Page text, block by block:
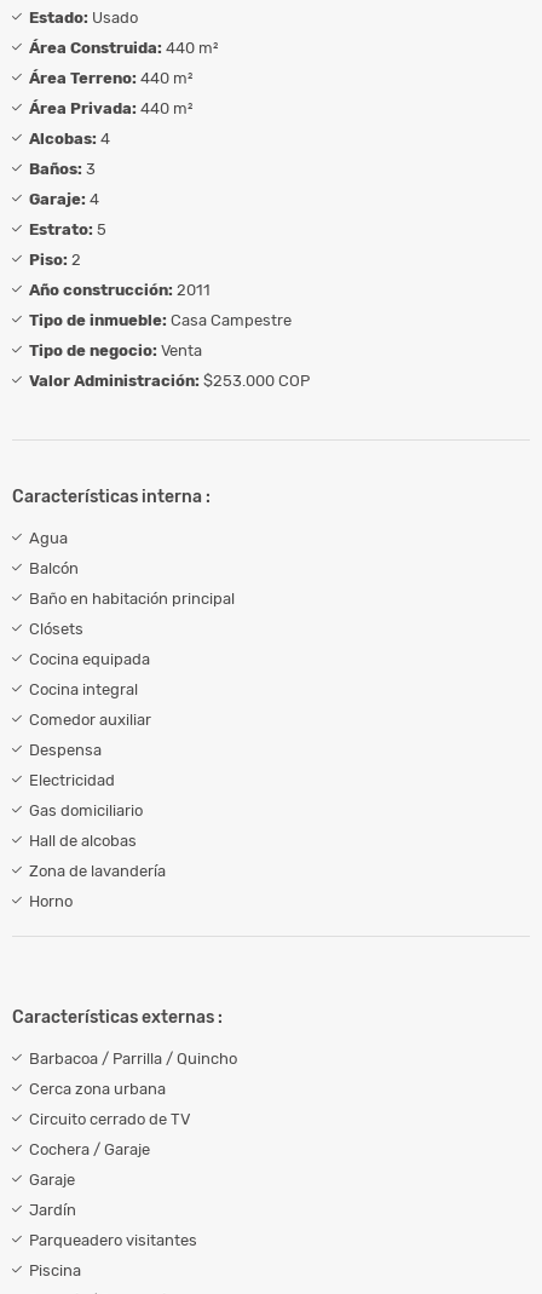
Estado: Usado
Área Construida: 440 m²
Área Terreno: 440 m²
Área Privada: 440 m²
Alcobas: 4
Baños: 3
Garaje: 4
Estrato: 5
Piso: 2
Año construcción: 2011
Tipo de inmueble: Casa Campestre
Tipo de negocio: Venta
Valor Administración: $253.000 COP
Características interna :
Agua
Balcón
Baño en habitación principal
Clósets
Cocina equipada
Cocina integral
Comedor auxiliar
Despensa
Electricidad
Gas domiciliario
Hall de alcobas
Zona de lavandería
Horno
Características externas :
Barbacoa / Parrilla / Quincho
Cerca zona urbana
Circuito cerrado de TV
Cochera / Garaje
Garaje
Jardín
Parqueadero visitantes
Piscina